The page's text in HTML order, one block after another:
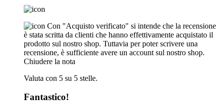
Con "Acquisto verificato" si intende che la recensione
è stata scritta da clienti che hanno effettivamente acquistato il
prodotto sul nostro shop. Tuttavia per poter scrivere una
recensione, è sufficiente avere un account sul nostro shop.
Chiudere la nota
Valuta con 5 su 5 stelle.
Fantastico!